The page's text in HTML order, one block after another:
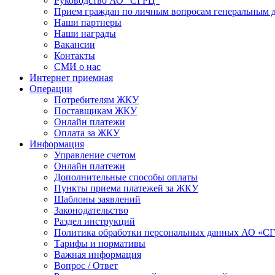
Прием граждан по личным вопросам генеральным
Наши партнеры
Наши награды
Вакансии
Контакты
СМИ о нас
Интернет приемная
Операции
Потребителям ЖКУ
Поставщикам ЖКУ
Онлайн платежи
Оплата за ЖКУ
Информация
Управление счетом
Онлайн платежи
Дополнительные способы оплаты
Пункты приема платежей за ЖКУ
Шаблоны заявлений
Законодательство
Раздел инструкций
Политика обработки персональных данных АО
Тарифы и нормативы
Важная информация
Вопрос / Ответ